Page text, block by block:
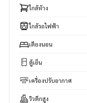
ใกล้ห้าง
ใกล้รถไฟฟ้า
เตียงนอน
ตู้เย็น
เครื่องปรับอากาศ
วิวตึกสูง